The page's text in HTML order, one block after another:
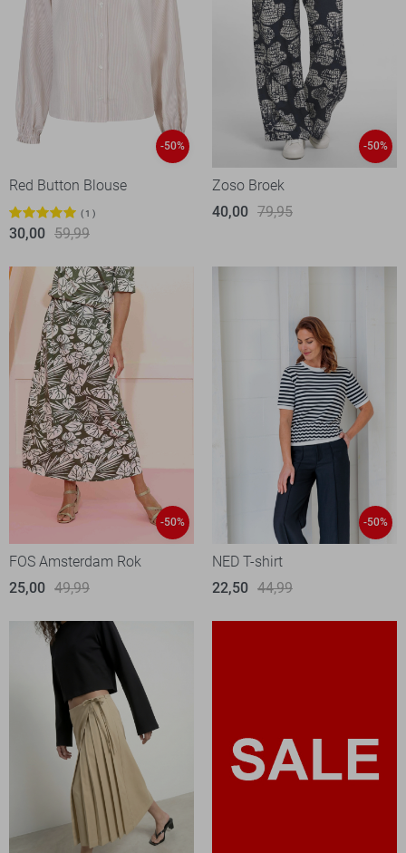
-50%
Red Button Blouse
1
30,00 59,99
-50%
Zoso Broek
40,00 79,95
-50%
FOS Amsterdam Rok
25,00 49,99
-50%
NED T-shirt
22,50 44,99